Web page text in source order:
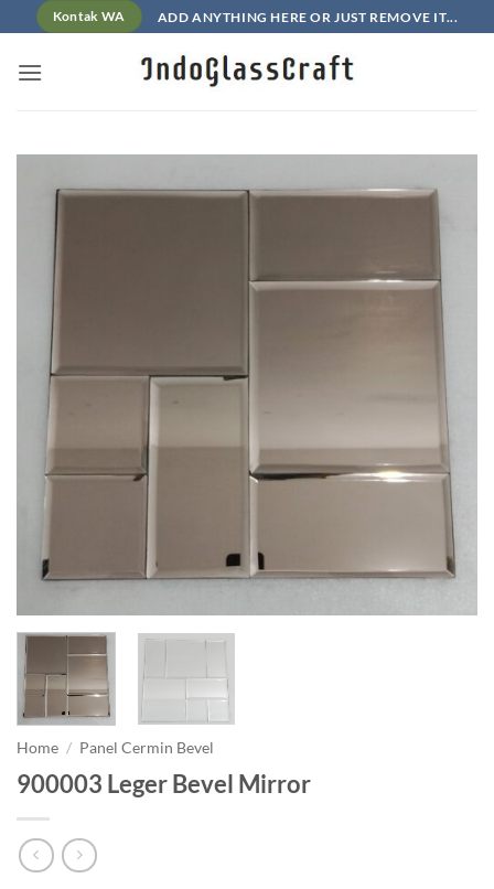
to
content
Kontak WA ADD ANYTHING HERE OR JUST REMOVE IT...
Home / Panel Cermin Bevel
900003 Leger Bevel Mirror